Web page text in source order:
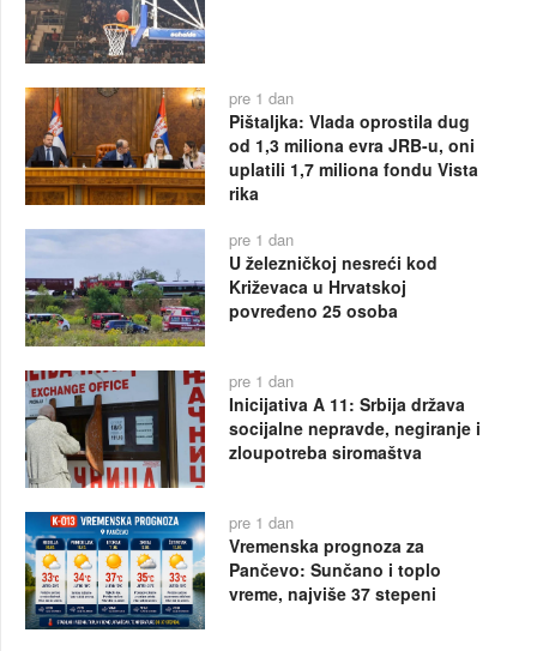
pre 1 dan
Pištaljka: Vlada oprostila dug
od 1,3 miliona evra JRB-u, oni
uplatili 1,7 miliona fondu Vista
rika
pre 1 dan
U železničkoj nesreći kod
Križevaca u Hrvatskoj
povređeno 25 osoba
pre 1 dan
Inicijativa A 11: Srbija država
socijalne nepravde, negiranje i
zloupotreba siromaštva
pre 1 dan
Vremenska prognoza za
Pančevo: Sunčano i toplo
vreme, najviše 37 stepeni